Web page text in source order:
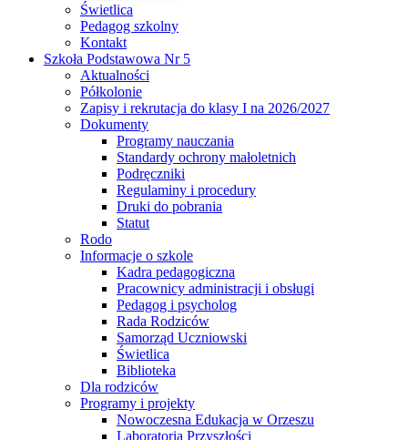
Świetlica
Pedagog szkolny
Kontakt
Szkoła Podstawowa Nr 5
Aktualności
Półkolonie
Zapisy i rekrutacja do klasy I na 2026/2027
Dokumenty
Programy nauczania
Standardy ochrony małoletnich
Podręczniki
Regulaminy i procedury
Druki do pobrania
Statut
Rodo
Informacje o szkole
Kadra pedagogiczna
Pracownicy administracji i obsługi
Pedagog i psycholog
Rada Rodziców
Samorząd Uczniowski
Świetlica
Biblioteka
Dla rodziców
Programy i projekty
Nowoczesna Edukacja w Orzeszu
Laboratoria Przyszłości